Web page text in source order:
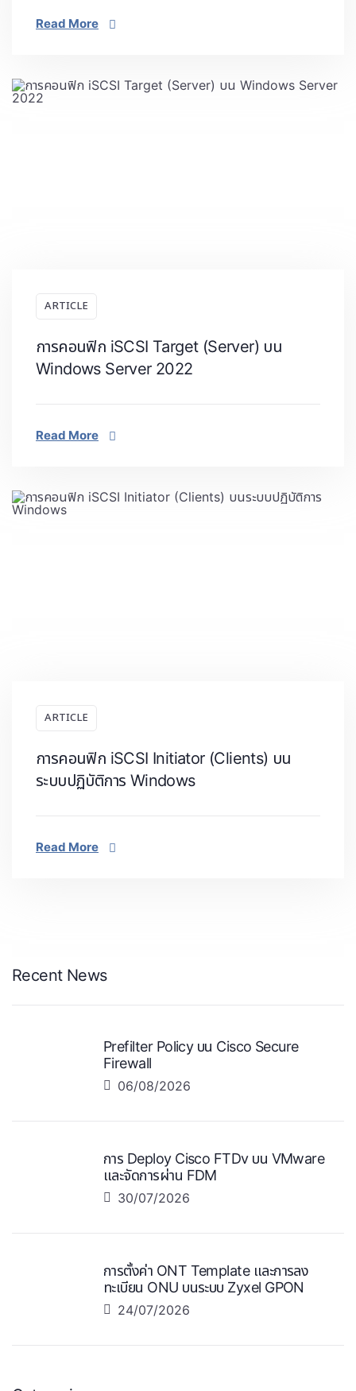
Read More
ARTICLE
การคอนฟิก iSCSI Target (Server) บน
Windows Server 2022
Read More
ARTICLE
การคอนฟิก iSCSI Initiator (Clients) บน
ระบบปฏิบัติการ Windows
Read More
Recent News
Prefilter Policy บน Cisco Secure
Firewall
06/08/2026
การ Deploy Cisco FTDv บน VMware
และจัดการผ่าน FDM
30/07/2026
การตั้งค่า ONT Template และการลง
ทะเบียน ONU บนระบบ Zyxel GPON
24/07/2026